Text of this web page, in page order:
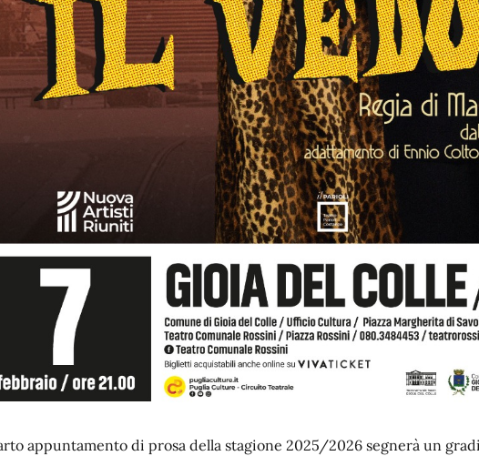
appuntamento di prosa della stagione 2025/2026 segnerà un